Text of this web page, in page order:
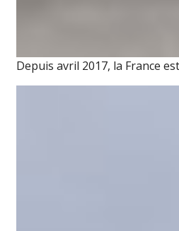
Depuis avril 2017, la France